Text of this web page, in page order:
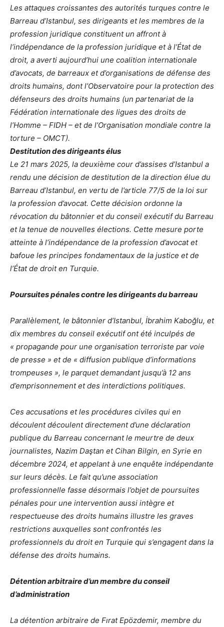
Les attaques croissantes des autorités turques contre le
Barreau d’Istanbul, ses dirigeants et les membres de la
profession juridique constituent un affront à
l’indépendance de la profession juridique et à l’État de
droit, a averti aujourd’hui une coalition internationale
d’avocats, de barreaux et d’organisations de défense des
droits humains, dont l’Observatoire pour la protection des
défenseurs des droits humains (un partenariat de la
Fédération internationale des ligues des droits de
l’Homme – FIDH – et de l’Organisation mondiale contre la
torture – OMCT).
Destitution des dirigeants élus
Le 21 mars 2025, la deuxième cour d’assises d’Istanbul a
rendu une décision de destitution de la direction élue du
Barreau d’Istanbul, en vertu de l’article 77/5 de la loi sur
la profession d’avocat. Cette décision ordonne la
révocation du bâtonnier et du conseil exécutif du Barreau
et la tenue de nouvelles élections. Cette mesure porte
atteinte à l’indépendance de la profession d’avocat et
bafoue les principes fondamentaux de la justice et de
l’État de droit en Turquie.
Poursuites pénales contre les dirigeants du barreau
Parallèlement, le bâtonnier d’Istanbul, İbrahim Kaboğlu, et
dix membres du conseil exécutif ont été inculpés de
« propagande pour une organisation terroriste par voie
de presse » et de « diffusion publique d’informations
trompeuses », le parquet demandant jusqu’à 12 ans
d’emprisonnement et des interdictions politiques.
Ces accusations et les procédures civiles qui en
découlent découlent directement d’une déclaration
publique du Barreau concernant le meurtre de deux
journalistes, Nazim Daştan et Cihan Bilgin, en Syrie en
décembre 2024, et appelant à une enquête indépendante
sur leurs décès. Le fait qu’une association
professionnelle fasse désormais l’objet de poursuites
pénales pour une intervention aussi intègre et
respectueuse des droits humains illustre les graves
restrictions auxquelles sont confrontés les
professionnels du droit en Turquie qui s’engagent dans la
défense des droits humains.
Détention arbitraire d’un membre du conseil
d’administration
La détention arbitraire de Fırat Epözdemir, membre du